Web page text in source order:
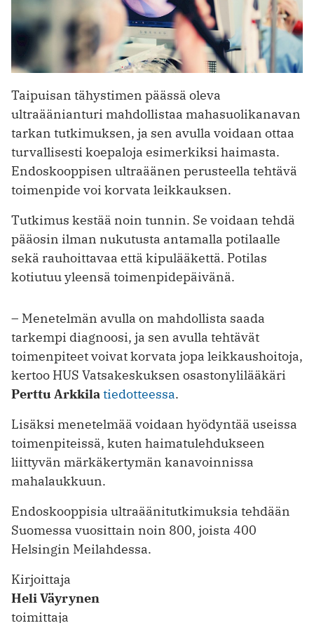
Taipuisan tähystimen päässä oleva
ultraäänianturi mahdollistaa mahasuolikanavan
tarkan tutkimuksen, ja sen avulla voidaan ottaa
turvallisesti koepaloja esimerkiksi haimasta.
Endoskooppisen ultraäänen perusteella tehtävä
toimenpide voi korvata leikkauksen.
Tutkimus kestää noin tunnin. Se voidaan tehdä
pääosin ilman nukutusta antamalla potilaalle
sekä rauhoittavaa että kipulääkettä. Potilas
kotiutuu yleensä toimenpidepäivänä.
– Menetelmän avulla on mahdollista saada
tarkempi diagnoosi, ja sen avulla tehtävät
toimenpiteet voivat korvata jopa leikkaushoitoja,
kertoo HUS Vatsakeskuksen osastonylilääkäri
Perttu Arkkilatiedotteessa.
Lisäksi menetelmää voidaan hyödyntää useissa
toimenpiteissä, kuten haimatulehdukseen
liittyvän märkäkertymän kanavoinnissa
mahalaukkuun.
Endoskooppisia ultraäänitutkimuksia tehdään
Suomessa vuosittain noin 800, joista 400
Helsingin Meilahdessa.
Kirjoittaja
Heli Väyrynen
toimittaja